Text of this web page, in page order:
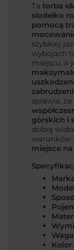
Ta torba
siodełko
pomocą
szybkiej
wybojach
miejscu, a
sprawia, że
górskich i
dobrą
warunków
miejsce
Model
Waga
Kolor